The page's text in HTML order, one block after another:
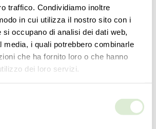
traffico. Condividiamo inoltre
in cui utilizza il nostro sito con i
occupano di analisi dei dati web,
media, i quali potrebbero combinarle
che ha fornito loro o che hanno
dei loro servizi.